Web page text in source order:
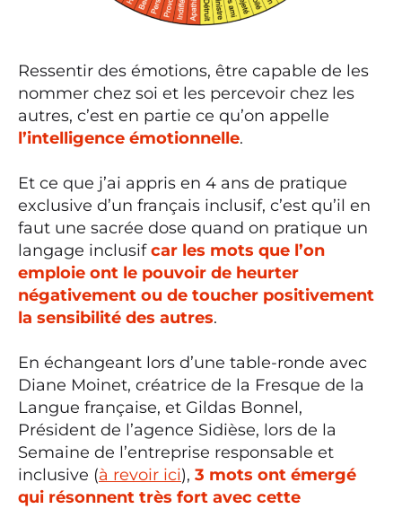
Ressentir des émotions, être capable de les
nommer chez soi et les percevoir chez les
autres, c’est en partie ce qu’on appelle
l’intelligence émotionnelle.
Et ce que j’ai appris en 4 ans de pratique
exclusive d’un français inclusif, c’est qu’il en
faut une sacrée dose quand on pratique un
langage inclusifcar les mots que l’on
emploie ont le pouvoir de heurter
négativement ou de toucher positivement
la sensibilité des autres.
En échangeant lors d’une table-ronde avec
Diane Moinet, créatrice de la Fresque de la
Langue française, et Gildas Bonnel,
Président de l’agence Sidièse, lors de la
Semaine de l’entreprise responsable et
inclusive (à revoir ici), 3 mots ont émergé
qui résonnent très fort avec cette